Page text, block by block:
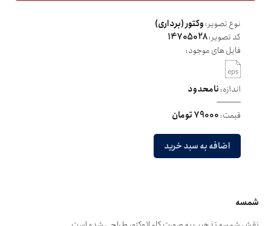
نوع تصویر:وکتور (برداری)
کد تصویر:14705028
فایل های موجود:
اندازه:نامحدود
قیمت:79000 تومان
اضافه به سبد خرید
شمسه